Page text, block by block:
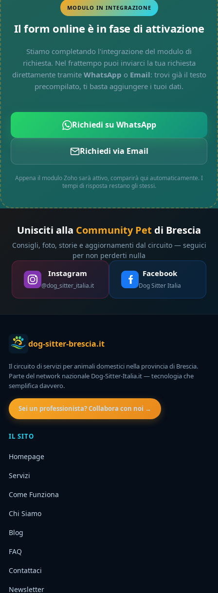
MODULO IN INTEGRAZIONE
Il form online è in fase di attivazione
Stiamo completando l'integrazione del modulo di
richiesta. Nel frattempo puoi inviarci la tua richiesta
direttamente tramite WhatsApp o Email: trovi già il testo
precompilato, ti basta aggiungere i tuoi dati.
Richiedi su WhatsApp
Richiedi via Email
Appena il modulo Zoho sarà attivo, comparirà qui automaticamente. I
tempi di risposta restano gli stessi.
Unisciti alla Community Pet di Brescia
Consigli, foto, storie e aggiornamenti dal circuito — seguici
per non perderti nulla
Instagram
@dog_sitter_italia.it
Facebook
Dog Sitter Italia
dog-sitter-brescia.it
Il circuito di servizi per animali domestici nella provincia di Brescia.
Parte del network nazionale Dog-Sitter-Italia.it — tecnologia che
semplifica davvero.
Sei un professionista? Collabora con noi →
IL SITO
Homepage
Servizi
Come Funziona
Chi Siamo
Blog
FAQ
Contattaci
Newsletter